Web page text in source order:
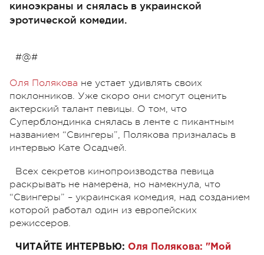
киноэкраны и снялась в украинской
эротической комедии.
#@#
Оля Полякова не устает удивлять своих
поклонников. Уже скоро они смогут оценить
актерский талант певицы. О том, что
Суперблондинка снялась в ленте с пикантным
названием “Свингеры”, Полякова призналась в
интервью Кате Осадчей.
Всех секретов кинопроизводства певица
раскрывать не намерена, но намекнула, что
“Свингеры” – украинская комедия, над созданием
которой работал один из европейских
режиссеров.
ЧИТАЙТЕ ИНТЕРВЬЮ: Оля Полякова: "Мой